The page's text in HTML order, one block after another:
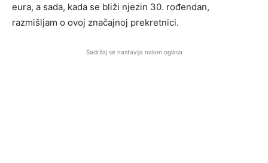
eura, a sada, kada se bliži njezin 30. rođendan,
razmišljam o ovoj značajnoj prekretnici.
Sadržaj se nastavlja nakon oglasa